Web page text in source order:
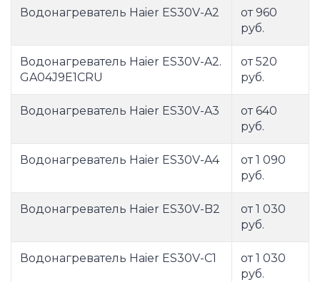
Водонагреватель Haier ES30V-A2
от 960
руб.
Водонагреватель Haier ES30V-A2.
GA04J9E1CRU
от 520
руб.
Водонагреватель Haier ES30V-A3
от 640
руб.
Водонагреватель Haier ES30V-A4
от 1 090
руб.
Водонагреватель Haier ES30V-B2
от 1 030
руб.
Водонагреватель Haier ES30V-C1
от 1 030
руб.